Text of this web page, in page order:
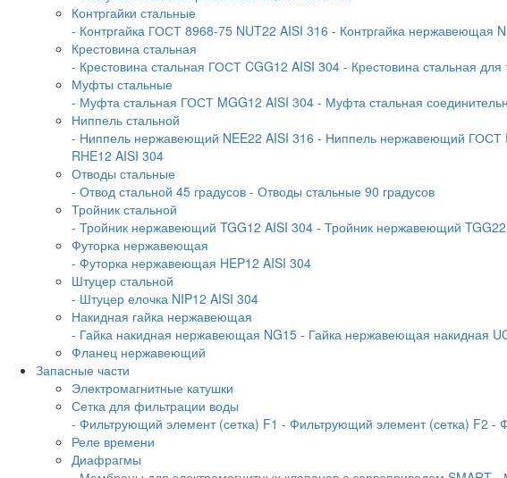
Контргайки стальные
- Контргайка ГОСТ 8968-75 NUT22 AISI 316 - Контргайка нержавеющая
Крестовина стальная
- Крестовина стальная ГОСТ CGG12 AISI 304 - Крестовина стальная
Муфты стальные
- Муфта стальная ГОСТ MGG12 AISI 304 - Муфта стальная
Ниппель стальной
- Ниппель нержавеющий NEE22 AISI 316 - Ниппель нержавеющий ГОСТ
RHE12 AISI 304
Отводы стальные
- Отвод стальной 45 градусов - Отводы стальные 90 градусов
Тройник стальной
- Тройник нержавеющий TGG12 AISI 304 - Тройник нержавеющий
Футорка нержавеющая
- Футорка нержавеющая HEP12 AISI 304
Штуцер стальной
- Штуцер елочка NIP12 AISI 304
Накидная гайка нержавеющая
- Гайка накидная нержавеющая NG15 - Гайка нержавеющая накидная
Фланец нержавеющий
Запасные части
Электромагнитные катушки
Сетка для фильтрации воды
- Фильтрующий элемент (сетка) F1 - Фильтрующий элемент (сетка) F2 -
Реле времени
Диафрагмы